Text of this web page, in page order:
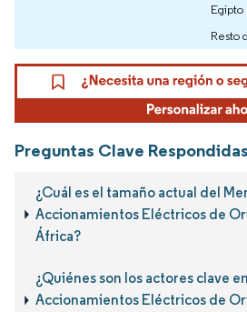
Egipto
Resto
Preguntas Clave
¿Cuál es el tamaño actual del
Accionamientos Eléctricos de
África?
¿Quiénes son los actores clave
Accionamientos Eléctricos de